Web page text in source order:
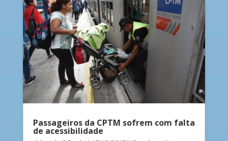
Passageiros da CPTM sofrem com falta
de acessibilidade